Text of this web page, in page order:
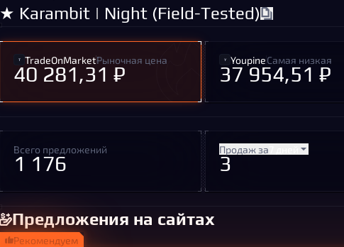
★ Karambit | Night (Field-Tested)
TradeOnMarketРыночная цена
40 281,31 ₽
YoupineСамая низкая
37 954,51 ₽
Всего предложений
1 176
Продаж за
3
Предложения на сайтах
Рекомендуем